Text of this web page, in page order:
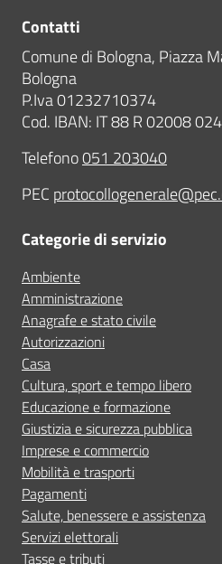
Contatti
Comune di Bologna, Piazza
Bologna
P.Iva 01232710374
Cod. IBAN: IT 88 R 02008
Telefono051 203040
PEC
Categorie di servizio
Ambiente
Amministrazione
Anagrafe e stato civile
Autorizzazioni
Casa
Cultura, sport e tempo libero
Educazione e formazione
Giustizia e sicurezza pubblica
Imprese e commercio
Mobilità e trasporti
Pagamenti
Salute, benessere e assistenza
Servizi elettorali
Tasse e tributi